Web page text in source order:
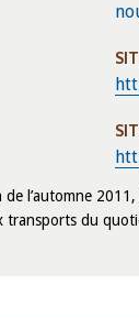
l’automne
transports du